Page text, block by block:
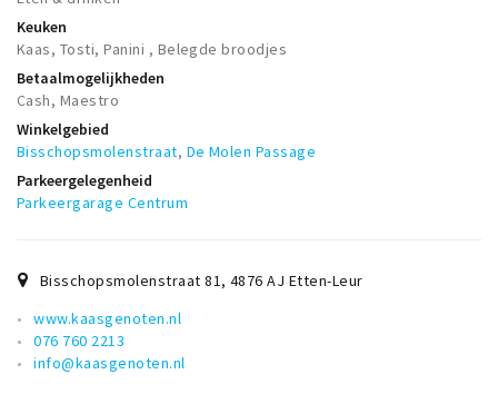
Andere City Apps
Inloggen
Keuken
Kaas, Tosti, Panini , Belegde broodjes
Betaalmogelijkheden
Cash, Maestro
Winkelgebied
Bisschopsmolenstraat, De Molen Passage
Parkeergelegenheid
Parkeergarage Centrum
Bisschopsmolenstraat 81, 4876 AJ Etten-Leur
www.kaasgenoten.nl
076 760 2213
info@kaasgenoten.nl